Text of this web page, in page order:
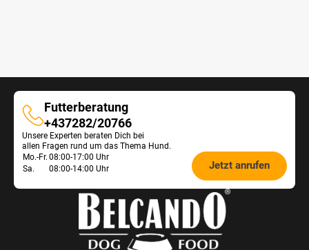
Futterberatung
Futterberatung
+437282/20766
Unsere Experten beraten Dich bei
allen Fragen rund um das Thema Hund.
Öffnungszeiten
Futterberatung:
Mo.-Fr. 08:00-17:00 Uhr
Sa.
08:00-14:00 Uhr Jetzt anrufen